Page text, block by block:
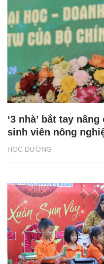
HỌC ĐƯỜNG
‘3 nhà’ bắt tay
sinh viên nông